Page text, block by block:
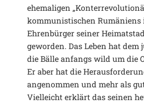
ehemaligen
kommunistischen Rumäniens
Ehrenbürger seiner
geworden. Das Leben hat dem
die Bälle anfangs wild um die
Er aber hat die
angenommen und mehr als
Vielleicht erklärt das seinen